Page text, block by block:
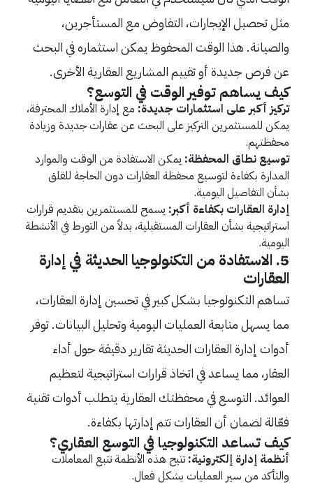
مثل تحصيل الإيجارات، التفاوض مع المستأجرين،
والصيانة. هذا الوقت المحفوظ يمكن استثماره في البحث
عن فرص جديدة أو تقييم المشاريع العقارية الأخرى.
كيف يساهم توفير الوقت في التوسع؟
تركيز أكبر على استثمارات جديدة: مع إدارة الأملاك المحترفة،
يمكن للمستثمرين التركيز على البحث عن عقارات جديدة وزيادة
محفظتهم.
توسيع نطاق المحفظة: يمكن الاستفادة من الوقت والموارد
المدارة بكفاءة لتوسيع محفظة العقارات دون الحاجة للقلق
بشأن التفاصيل اليومية.
إدارة العقارات بكفاءة أكبر: يسمح للمستثمرين بتقديم قرارات
استراتيجية بشأن العقارات المستقبلية، بدلاً من التورط في الأنشطة
اليومية.
5. الاستفادة من التكنولوجيا الحديثة في إدارة
العقارات
تساهم التكنولوجيا بشكل كبير في تحسين إدارة العقارات،
مما يسهل متابعة العمليات اليومية وتحليل البيانات. توفر
أدوات إدارة العقارات الحديثة تقارير دقيقة حول أداء
العقار، مما يساعد في اتخاذ قرارات استراتيجية لتعظيم
العوائد. التوسع في محفظتك العقارية يتطلب أدوات تقنية
فعّالة لضمان أن العقارات تتم إدارتها بكفاءة.
كيف تساعد التكنولوجيا في التوسع العقاري؟
أنظمة إدارة إلكترونية: تتيح هذه الأنظمة تتبع المعاملات
والتأكد من سير العمليات بشكل فعال.